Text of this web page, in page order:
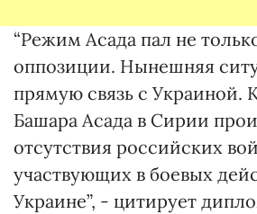
“Режим Асада пал не
оппозиции. Нынешняя
прямую связь с Украиной.
Башара Асада в Сирии
отсутствия российских
участвующих в боевых
Украине”, - цитирует